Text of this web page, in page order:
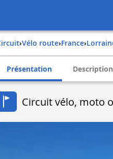
Circuit› Vélo route› france›
Présentation Description
Circuit vélo, moto